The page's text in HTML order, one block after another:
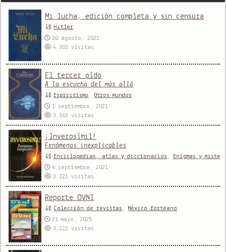
Mi lucha, edición completa y sin censura
Hitler
30 agosto, 2021
4,303visitas
El tercer oído
A la escucha del más allá
Espiritismo ,Otros mundos
1 septiembre, 2021
3,363visitas
¡Inverosímil!
Fenómenos inexplicables
Enciclopedias, atlas y diccionarios ,
Enigmas y
6 septiembre, 2021
3,321visitas
Reporte OVNI
Colección de revistas , México forteano
21 mayo, 2025
3,222visitas